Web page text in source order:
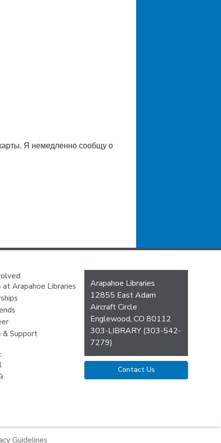
Я немедленно сообщу о
at Arapahoe Libraries
& Support
Contact
the
Library
Arapahoe Libraries
12855 East Adam
Aircraft Circle
Englewood, CO 80112
303-LIBRARY (303-542-
7279)
Contact Us
Guidelines